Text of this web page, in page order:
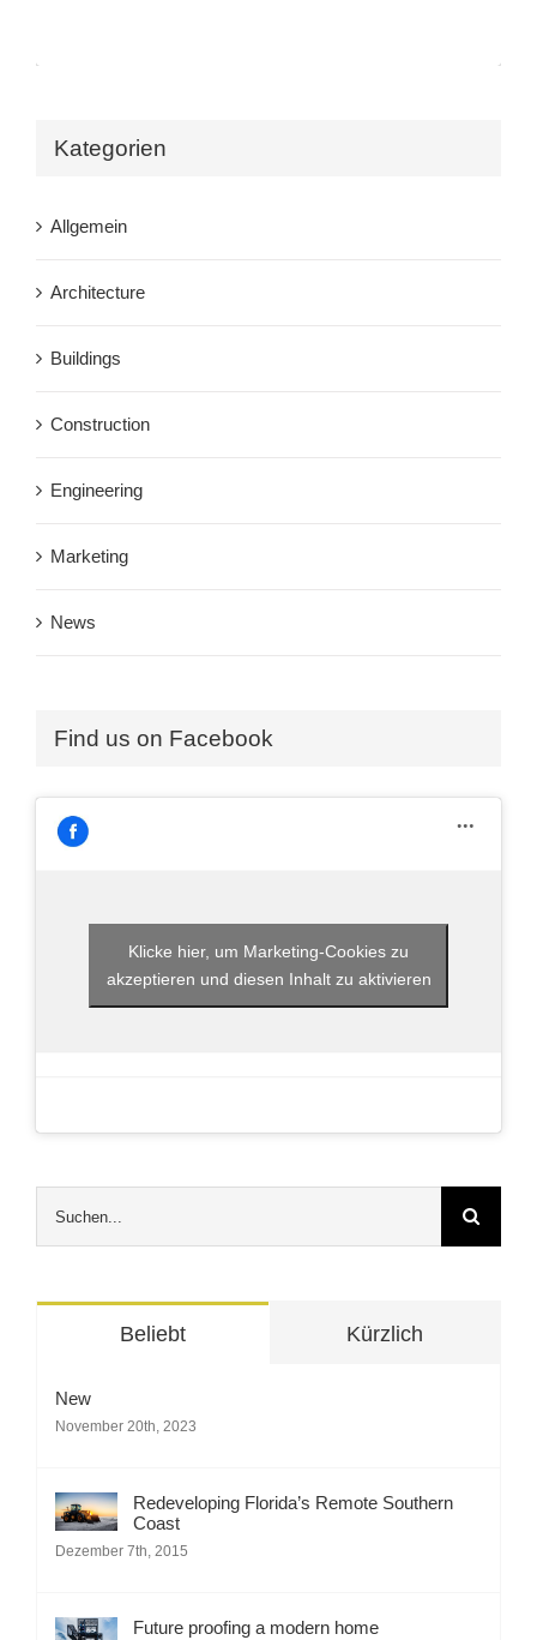
Kategorien
Allgemein
Architecture
Buildings
Construction
Engineering
Marketing
News
Find us on Facebook
Klicke hier, um Marketing-Cookies zu
akzeptieren und diesen Inhalt zu aktivieren
nach:
Beliebt Kürzlich
New
November 20th, 2023
Redeveloping Florida’s Remote Southern
Coast
Dezember 7th, 2015
Future proofing a modern home